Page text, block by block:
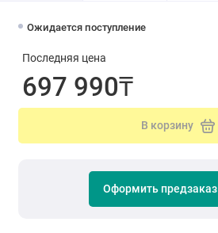
Ожидается поступление
Последняя цена
697 990₸
В корзину
Оформить предзаказ